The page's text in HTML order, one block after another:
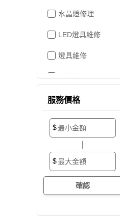
水晶燈修理
LED燈具維修
燈具維修
家電維修
洗衣機裝修
加壓/抽水馬達
抽水馬達
加壓馬達
服務價格
$
$